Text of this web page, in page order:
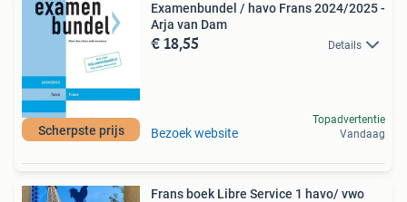
Scherpste prijs
Examenbundel / havo Frans 2024/2025 -
Arja van Dam
€ 18,55 Details
Bezoek website
Topadvertentie
Vandaag
Frans boek Libre Service 1 havo/ vwo